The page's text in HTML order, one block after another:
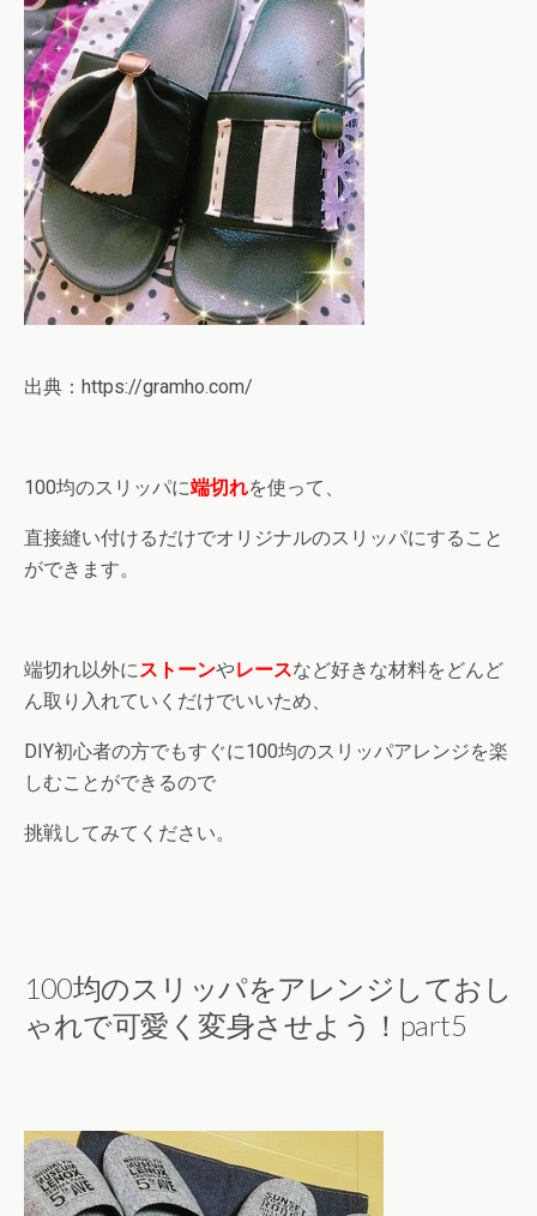
出典：https://gramho.com/
100均のスリッパに端切れを使って、
直接縫い付けるだけでオリジナルのスリッパにすること
ができます。
端切れ以外にストーンやレースなど好きな材料をどんど
ん取り入れていくだけでいいため、
DIY初心者の方でもすぐに100均のスリッパアレンジを楽
しむことができるので
挑戦してみてください。
100均のスリッパをアレンジしておし
ゃれで可愛く変身させよう！part5